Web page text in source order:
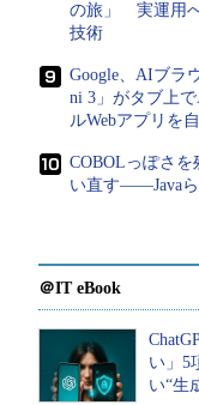
の旅」 実運用
技術
Google、AIブラ
ni 3」がタブ上
ルWebアプリを
COBOLっぽさを
い直す――Java
＠IT eBook
い」5
い“生